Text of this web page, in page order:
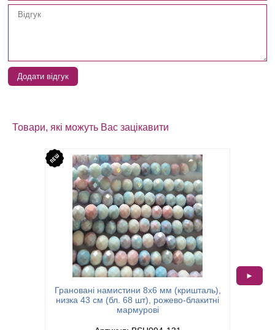
Додати відгук
Товари, які можуть Вас зацікавити
Грановані намистини 8х6 мм (кришталь),
низка 43 см (бл. 68 шт), рожево-блакитні
мармурові
►